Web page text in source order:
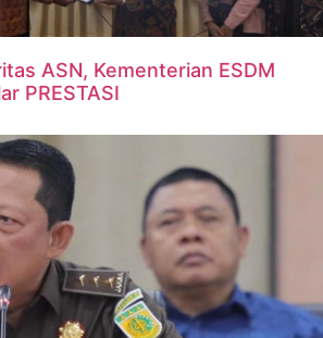
ASN, Kementerian ESDM
PRESTASI